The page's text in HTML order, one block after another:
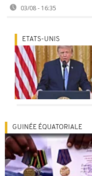
03/08 - 16:35
ETATS-UNIS
GUINÉE ÉQUATORIALE